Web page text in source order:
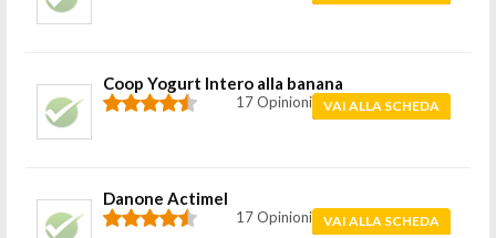
Coop Yogurt Intero alla banana
17 Opinioni VAI ALLA SCHEDA
Danone Actimel
17 Opinioni VAI ALLA SCHEDA